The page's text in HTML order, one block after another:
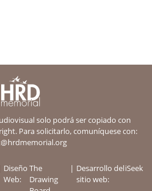
solo podrá ser copiado con
Para solicitarlo, comuníquese con:
Diseño
Web:
The
Drawing
Desarrollo del
sitio web:
iSeek